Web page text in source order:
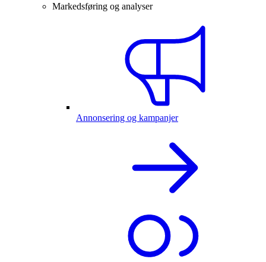
Markedsføring og analyser
Annonsering og kampanjer